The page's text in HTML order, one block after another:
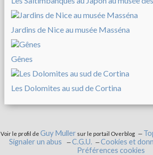
Jardins de Nice au musée Masséna
Gênes
Les Dolomites au sud de Cortina
Voir le profil de Guy Muller sur le portail Overblog
Signaler un abus
C.G.U.
Cookies et
Préférences cookies